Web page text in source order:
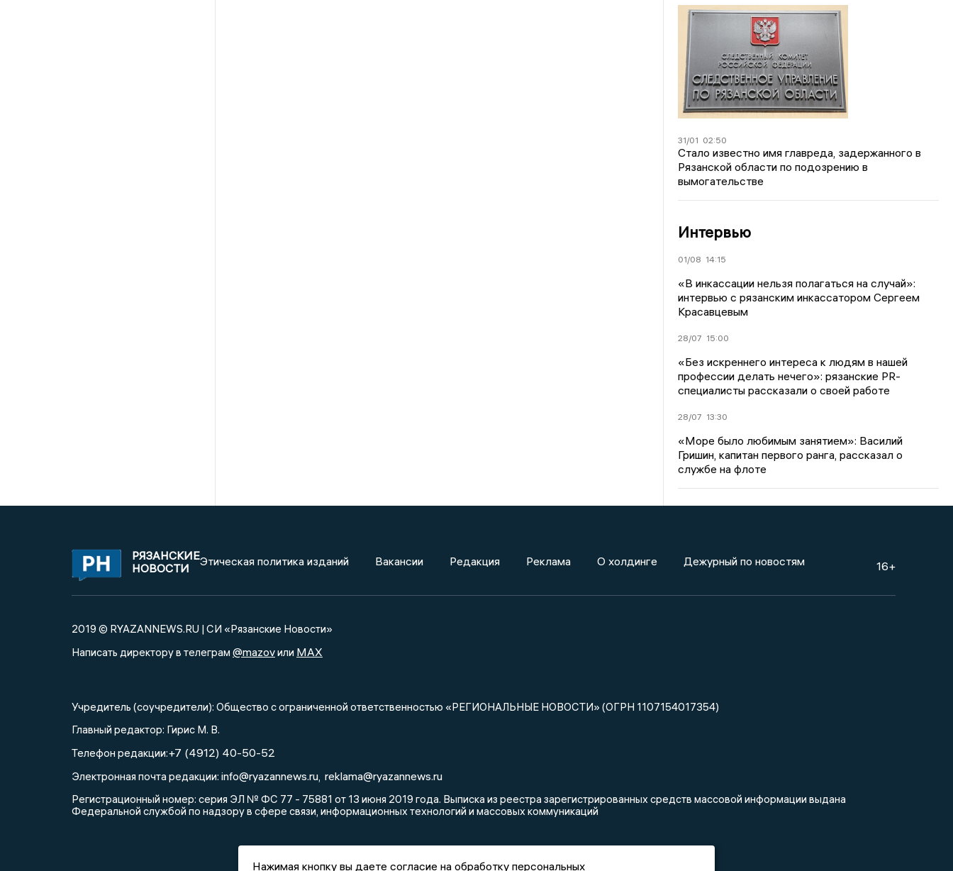
31/01 02:50
Стало известно имя главреда, задержанного в
Рязанской области по подозрению в
вымогательстве
Интервью
01/08 14:15
«В инкассации нельзя полагаться на случай»:
интервью с рязанским инкассатором Сергеем
Красавцевым
28/07 15:00
«Без искреннего интереса к людям в нашей
профессии делать нечего»: рязанские PR-
специалисты рассказали о своей работе
28/07 13:30
«Море было любимым занятием»: Василий
Гришин, капитан первого ранга, рассказал о
службе на флоте
РЯЗАНСКИЕ
НОВОСТИ
Этическая политика изданий Вакансии Редакция Реклама О холдинге Дежурный по новостям 16+
2019 © RYAZANNEWS.RU | СИ «Рязанские Новости»
Написать директору в телеграм @mazovили MAX
Учредитель (соучредители): Общество с ограниченной ответственностью «РЕГИОНАЛЬНЫЕ НОВОСТИ» (ОГРН 1107154017354)
Главный редактор: Гирис М. В.
Телефон редакции:+7 (4912) 40-50-52
Электронная почта редакции: info@ryazannews.ru reklama@ryazannews.ru
Регистрационный номер: серия ЭЛ № ФС 77 - 75881 от 13 июня 2019 года. Выписка из реестра зарегистрированных средств массовой информации выдана
Федеральной службой по надзору в сфере связи, информационных технологий и массовых коммуникаций
Нажимая кнопку вы даете согласие на обработку персональных